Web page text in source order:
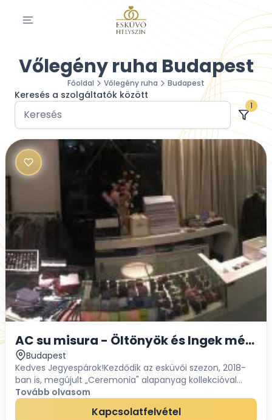
Vőlegény ruha Budapest
Főoldal Vőlegény ruha Budapest
Keresés a szolgáltatók között
1
AC su misura - Öltönyök és Ingek
Budapest
Kedves Jegyespárok!Kezdődik az esküvői szezon, 2018-
ban is, megújult „Ceremonia" alapanyag kollekcióval
várunk mindenkit. Ameddig a vőlegény és az örömapa
méretvétele folyik addig a menyasszony szám...
Tovább olvasom
Kapcsolatfelvétel